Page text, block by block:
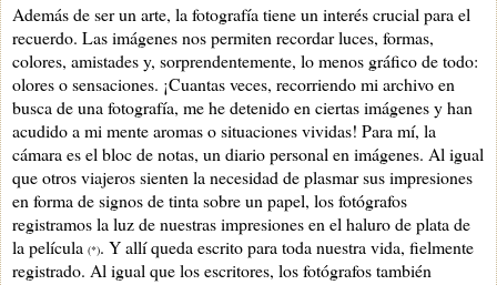
Además de ser un arte, la fotografía tiene un interés crucial para el
recuerdo. Las imágenes nos permiten recordar luces, formas,
colores, amistades y, sorprendentemente, lo menos gráfico de todo:
olores o sensaciones. ¡Cuantas veces, recorriendo mi archivo en
busca de una fotografía, me he detenido en ciertas imágenes y han
acudido a mi mente aromas o situaciones vividas! Para mí, la
cámara es el bloc de notas, un diario personal en imágenes. Al igual
que otros viajeros sienten la necesidad de plasmar sus impresiones
en forma de signos de tinta sobre un papel, los fotógrafos
registramos la luz de nuestras impresiones en el haluro de plata de
la película (*). Y allí queda escrito para toda nuestra vida, fielmente
registrado. Al igual que los escritores, los fotógrafos también